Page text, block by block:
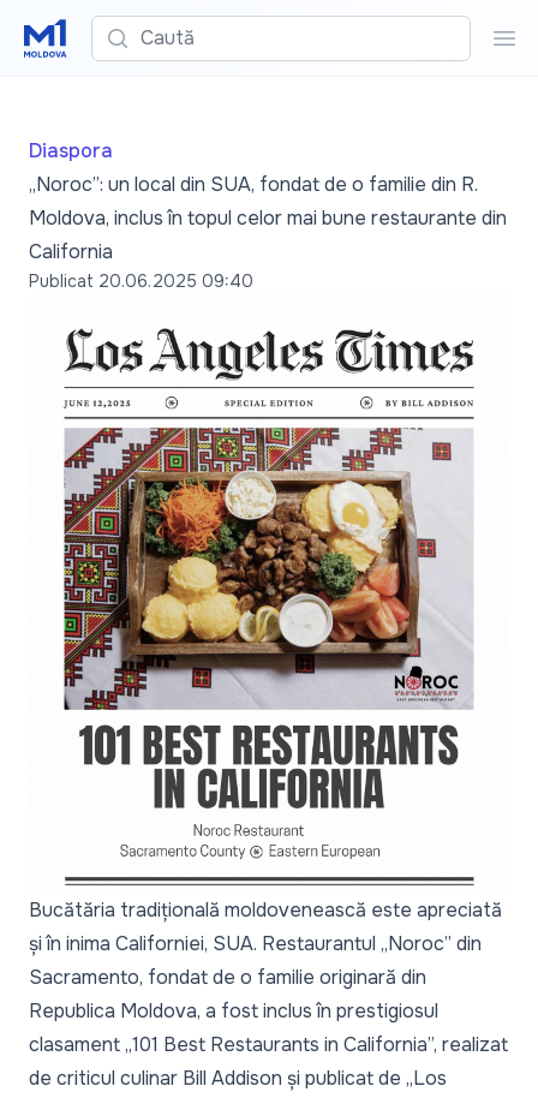
Caută
Diaspora
„Noroc”: un local din SUA, fondat de o familie din R.
Moldova, inclus în topul celor mai bune restaurante din
California
Publicat 20.06.2025 09:40
Bucătăria tradițională moldovenească este apreciată
și în inima Californiei, SUA. Restaurantul „Noroc” din
Sacramento, fondat de o familie originară din
Republica Moldova, a fost inclus în prestigiosul
clasament „101 Best Restaurants in California”, realizat
de criticul culinar Bill Addison și publicat de „Los